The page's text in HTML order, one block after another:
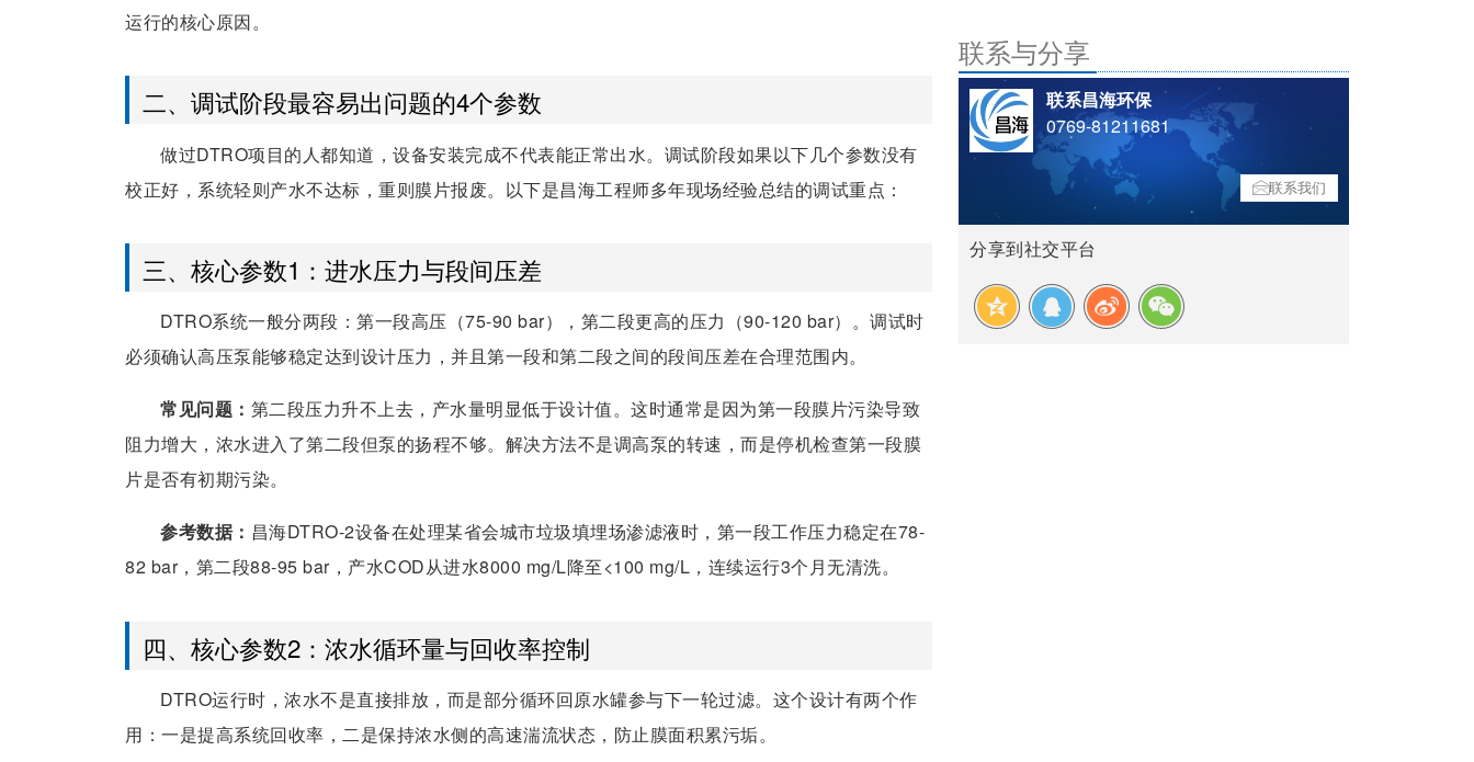
运行的核心原因。
二、调试阶段最容易出问题的4个参数
做过DTRO项目的人都知道，设备安装完成不代表能正常出水。调试阶段如果以下几个参数没有
校正好，系统轻则产水不达标，重则膜片报废。以下是昌海工程师多年现场经验总结的调试重点：
三、核心参数1：进水压力与段间压差
DTRO系统一般分两段：第一段高压（75-90 bar），第二段更高的压力（90-120 bar）。调试时
必须确认高压泵能够稳定达到设计压力，并且第一段和第二段之间的段间压差在合理范围内。
常见问题： 第二段压力升不上去，产水量明显低于设计值。这时通常是因为第一段膜片污染导致
阻力增大，浓水进入了第二段但泵的扬程不够。解决方法不是调高泵的转速，而是停机检查第一段膜
片是否有初期污染。
参考数据： 昌海DTRO-2设备在处理某省会城市垃圾填埋场渗滤液时，第一段工作压力稳定在78-
82 bar，第二段88-95 bar，产水COD从进水8000 mg/L降至<100 mg/L，连续运行3个月无清洗。
四、核心参数2：浓水循环量与回收率控制
DTRO运行时，浓水不是直接排放，而是部分循环回原水罐参与下一轮过滤。这个设计有两个作
用：一是提高系统回收率，二是保持浓水侧的高速湍流状态，防止膜面积累污垢。
联系与分享
联系昌海环保
0769-81211681
联系我们
分享到社交平台